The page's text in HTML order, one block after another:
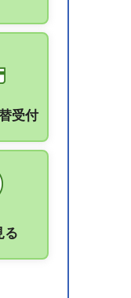
受付
る